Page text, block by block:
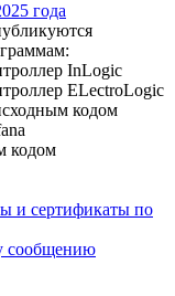
года
InLogic
ELectroLogic
кодом
кодом
и сертификаты по
сообщению